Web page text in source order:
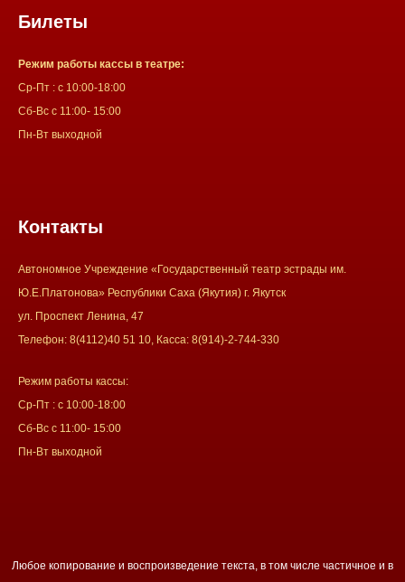
Билеты
Режим работы кассы в театре:
Ср-Пт : с 10:00-18:00
Сб-Вс с 11:00- 15:00
Пн-Вт выходной
Контакты
Автономное Учреждение «Государственный театр эстрады им.
Ю.Е.Платонова» Республики Саха (Якутия) г. Якутск
ул. Проспект Ленина, 47
Телефон: 8(4112)40 51 10, Касса: 8(914)-2-744-330
Режим работы кассы:
Ср-Пт : с 10:00-18:00
Сб-Вс с 11:00- 15:00
Пн-Вт выходной
Любое копирование и воспроизведение текста, в том числе частичное и в